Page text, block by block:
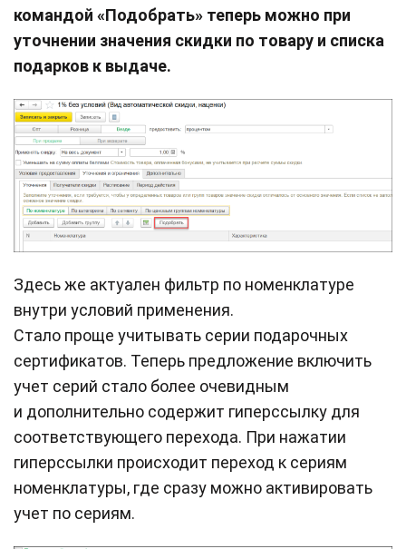
командой «Подобрать» теперь можно при
уточнении значения скидки по товару и списка
подарков к выдаче.
Здесь же актуален фильтр по номенклатуре
внутри условий применения.
Стало проще учитывать серии подарочных
сертификатов. Теперь предложение включить
учет серий стало более очевидным
и дополнительно содержит гиперссылку для
соответствующего перехода. При нажатии
гиперссылки происходит переход к сериям
номенклатуры, где сразу можно активировать
учет по сериям.